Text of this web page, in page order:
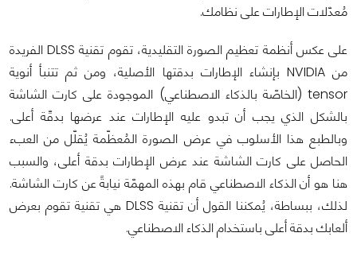
مُعدّلات الإطارات على نظامك.
على عكس أنظمة تعظيم الصورة التقليدية، تقوم تقنية DLSS الفريدة
من NVIDIA بإنشاء الإطارات بدقتها الأصلية، ومن ثم تتنبأ أنوية
tensor (الخاصّة بالذكاء الاصطناعي) الموجودة على كارت الشاشة
بالشكل الذي يجب أن تبدو عليه الإطارات عند عرضها بدقّة أعلى.
وبالطبع هذا الأسلوب في عرض الصورة المُعظّمة يُقلّل من العبء
الحاصل على كارت الشاشة عند عرض الإطارات بدقة أعلى، والسبب
هنا هو أن الذكاء الاصطناعي قام بهذه المهمّة نيابةً عن كارت الشاشة.
لذلك، ببساطة، يُمكننا القول أن تقنية DLSS هي تقنية تقوم بعرض
ألعابك بدقة أعلى باستخدام الذكاء الاصطناعي.